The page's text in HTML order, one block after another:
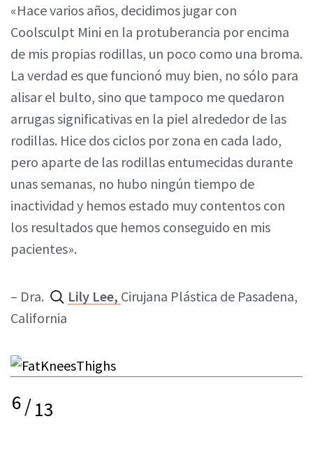
«Hace varios años, decidimos jugar con
Coolsculpt Mini en la protuberancia por encima
de mis propias rodillas, un poco como una broma.
La verdad es que funcionó muy bien, no sólo para
alisar el bulto, sino que tampoco me quedaron
arrugas significativas en la piel alrededor de las
rodillas. Hice dos ciclos por zona en cada lado,
pero aparte de las rodillas entumecidas durante
unas semanas, no hubo ningún tiempo de
inactividad y hemos estado muy contentos con
los resultados que hemos conseguido en mis
pacientes».
– Dra. Lily Lee, Cirujana Plástica de Pasadena,
California
6/13